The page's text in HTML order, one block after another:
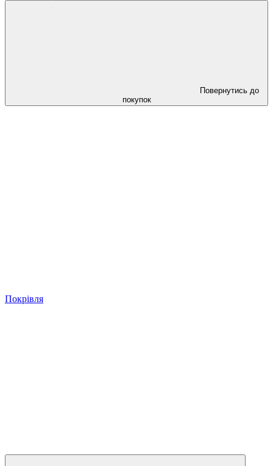
Повернутись до
покупок
Покрівля